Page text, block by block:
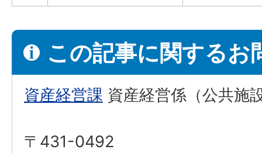
この記事に関するお
資産経営課 資産経営係（公共施
〒431-0492